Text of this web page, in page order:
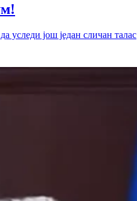
уследи још један сличан талас